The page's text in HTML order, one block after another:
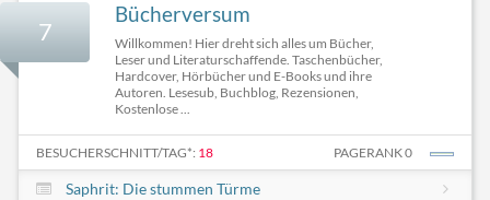
7
Bücherversum
Willkommen! Hier dreht sich alles um Bücher,
Leser und Literaturschaffende. Taschenbücher,
Hardcover, Hörbücher und E-Books und ihre
Autoren. Lesesub, Buchblog, Rezensionen,
Kostenlose ...
BESUCHERSCHNITT/TAG*: 18 PAGERANK 0
Saphrit: Die stummen Türme